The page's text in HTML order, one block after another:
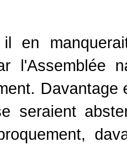
en
l'Assemblée
seraient